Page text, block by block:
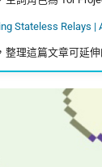
Stateless Relays |
整理這篇文章可延